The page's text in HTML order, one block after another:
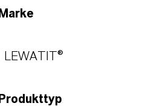
Marke
LEWATIT®
Produkttyp